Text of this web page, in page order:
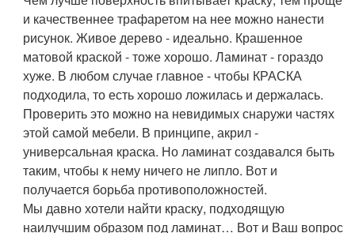
и качественнее трафаретом на нее можно нанести
рисунок. Живое дерево - идеально. Крашенное
матовой краской - тоже хорошо. Ламинат - гораздо
хуже. В любом случае главное - чтобы КРАСКА
подходила, то есть хорошо ложилась и держалась.
Проверить это можно на невидимых снаружи частях
этой самой мебели. В принципе, акрил -
универсальная краска. Но ламинат создавался быть
таким, чтобы к нему ничего не липло. Вот и
получается борьба противоположностей.
Мы давно хотели найти краску, подходящую
наилучшим образом под ламинат… Вот и Ваш вопрос